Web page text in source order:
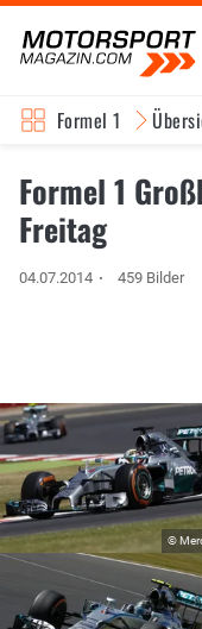
Formel 1
Formel 1
Freitag
04.07.2014 459 Bilder